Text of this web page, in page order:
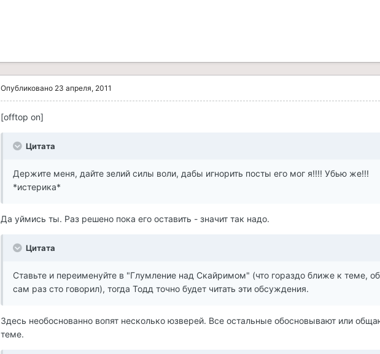
Опубликовано 23 апреля, 2011
[offtop on]
Цитата
Держите меня, дайте зелий силы воли, дабы игнорить посты его мог я!!!! Убью же!!!
*истерика*
Да уймись ты. Раз решено пока его оставить - значит так надо.
Цитата
Ставьте и переименуйте в "Глумление над Скайримом" (что гораздо ближе к теме,
сам раз сто говорил), тогда Тодд точно будет читать эти обсуждения.
Здесь необоснованно вопят несколько юзверей. Все остальные обосновывают или
теме.